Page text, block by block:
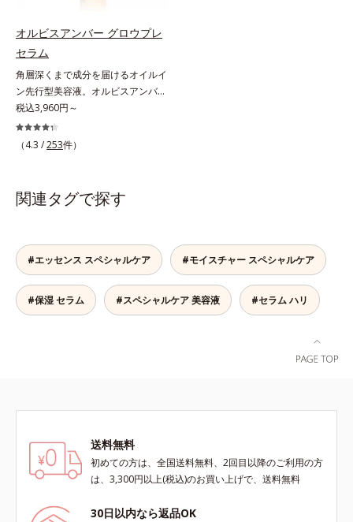
180回（3ヵ月程度）各商品の詳し
い情報は商品ページをご覧くださ
い。・BEAUTY夏祭りは、こちら
カスを防ぎます。さらに、「アルテ
アネスレ(*6)」を配合し、うるおい
に満ちた自分本来の澄み渡るような
透明感を目指します。手に取った
時、なじませた時、後肌、と3段階
に変化するテクスチャーは、肌にす
ばやくなじみ、毎日の美白ケアを楽
しくする使いごこちを叶えました。
ールW*3 これからできるシミのこ
と*4 うるおいによる透明感のある
アルテアエキス配合＝保湿成分各商
品の詳しい情報は商品ページをご覧
ください。・BEAUTY夏祭りは、こ
ちら
るおい不足など*3 お手入れのファ
ーストステップのこと*4 細胞間脂
質に類似した構造*5 保湿成分
オルビスアンバー グロウプレ
セラム
角層深くまで成分を届けるオイルイ
ン先行型美容液。オルビスアンバー
は、いつも⾃然体で美しくありたい
と願う⼤⼈世代に寄り添うブランド
です。年齢印象研究に基づいた肌サ
手軽なお手入れで賢いケアを。ライ
フスタイルになじむ、若々しい印象
イルイン先⾏型美容液「オルビスア
ンバー グロウプレセラム」は、オ
イル成分(*2)が肌に素早くなじみ、
肌をやわらかくしながら角層まで浸
ン、トリ（カプリル酸／カプリン
酸）グリセリル＝肌をやわらかくほ
ぐす複合成分
税込3,960円～
（4.3 /253件）
関連タグで探す
#エッセンス スペシャルケア #モイスチャー スペシャルケア
#保湿 セラム #スペシャルケア 美容液 #セラム ハリ
送料無料
初めての方は、全国送料無料、2回目以降のご利用の方
は、3,300円以上(税込)のお買い上げで、送料無料
30日以内なら返品OK